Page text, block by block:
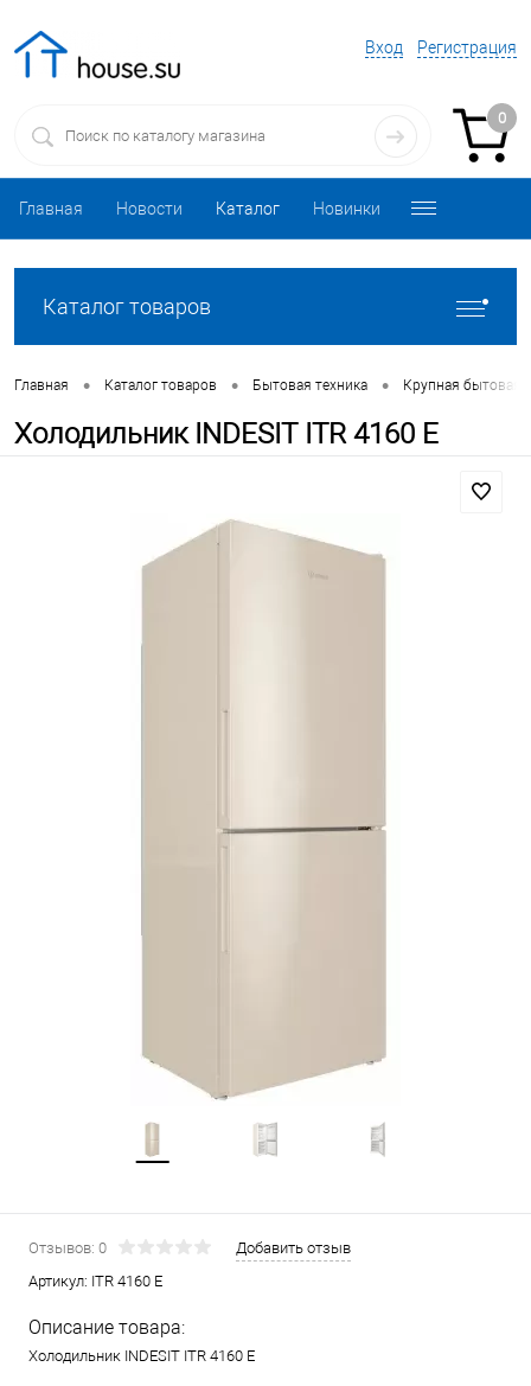
Вход Регистрация
0
Главная Новости Каталог Новинки
Каталог товаров
Главная • Каталог товаров • Бытовая техника • Крупная бытовая
Холодильник INDESIT ITR 4160 E
Отзывов: 0
Добавить отзыв
Артикул: ITR 4160 E
Описание товара:
Холодильник INDESIT ITR 4160 E